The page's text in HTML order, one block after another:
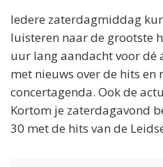
Iedere zaterdagmiddag
luisteren naar de grootste
uur lang aandacht voor dé
met nieuws over de hits en
concertagenda. Ook de
Kortom je zaterdagavond
30 met de hits van de